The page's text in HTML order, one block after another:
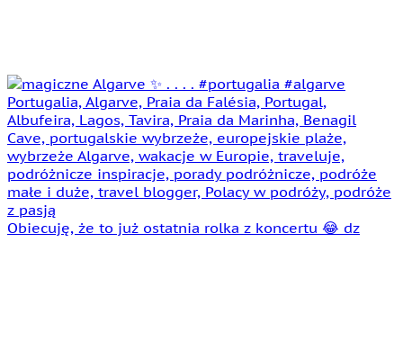
Obiecuję, że to już ostatnia rolka z koncertu 😂 dz